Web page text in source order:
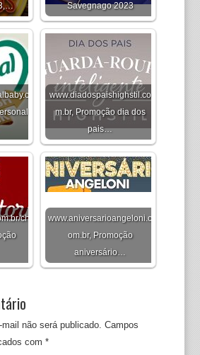
Savegnago 2023
www.diadospaishighstil.co
m.br, Promoção dia dos
pais…
ch
www.aniversarioangeloni.c
om.br, Promoção
aniversário…
não será publicado. Campos
com *